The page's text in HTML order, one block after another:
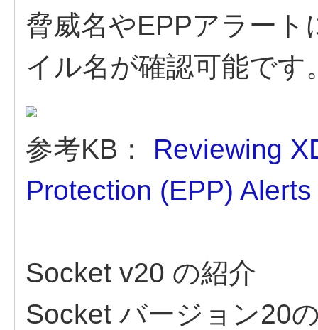
脅威名やEPPアラー
イル名が確認可能です
参考KB： Reviewing
Protection (EPP) Alerts
Socket v20 の紹介
Socket バージョン20